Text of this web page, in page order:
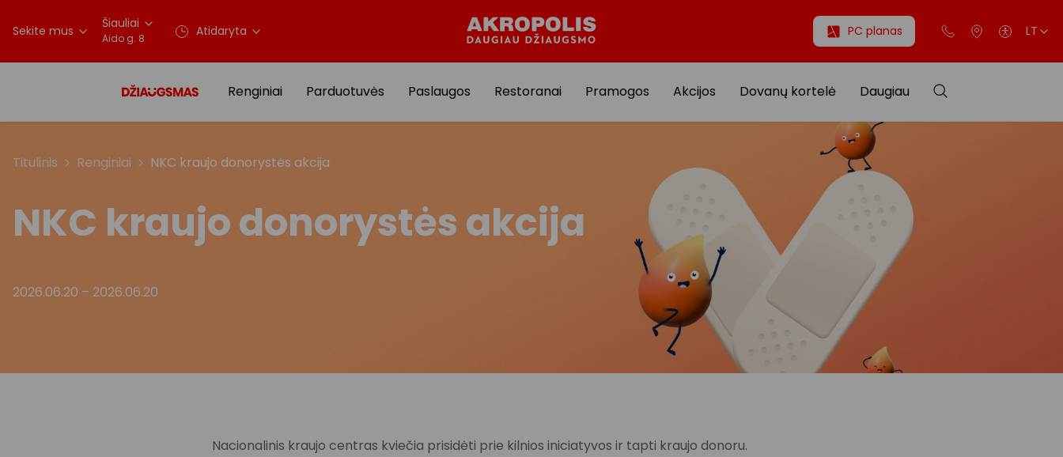
Sekite mus Šiauliai
Aido g. 8 Atidaryta PC planas LT
Renginiai Parduotuvės Paslaugos Restoranai Pramogos Akcijos Dovanų kortelė Daugiau
Titulinis Renginiai NKC kraujo donorystės akcija
NKC kraujo donorystės akcija
2026.06.20 – 2026.06.20
Nacionalinis kraujo centras kviečia prisidėti prie kilnios iniciatyvos ir tapti kraujo donoru.